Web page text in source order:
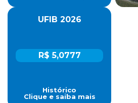
UFIB 2026
R$ 5,0777
Histórico
Clique e saiba mais